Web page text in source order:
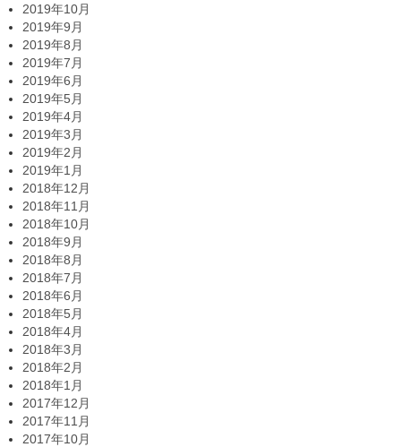
2019年10月
2019年9月
2019年8月
2019年7月
2019年6月
2019年5月
2019年4月
2019年3月
2019年2月
2019年1月
2018年12月
2018年11月
2018年10月
2018年9月
2018年8月
2018年7月
2018年6月
2018年5月
2018年4月
2018年3月
2018年2月
2018年1月
2017年12月
2017年11月
2017年10月